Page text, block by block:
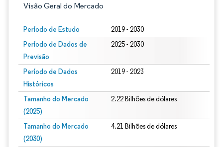
Visão Geral do Mercado
Período de Estudo 2019 - 2030
Período de Dados de
Previsão
2025 - 2030
Período de Dados
Históricos
2019 - 2023
Tamanho do Mercado
(2025)
2.22 Bilhões de dólares
Tamanho do Mercado
(2030)
4.21 Bilhões de dólares